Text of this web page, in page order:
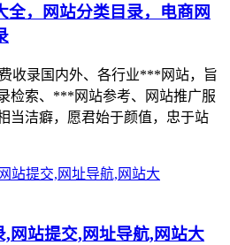
全，网站分类目录，电商网
收录国内外、各行业***网站，旨
检索、***网站参考、网站推广服
当洁癖，愿君始于颜值，忠于站
网站提交,网址导航,网站大